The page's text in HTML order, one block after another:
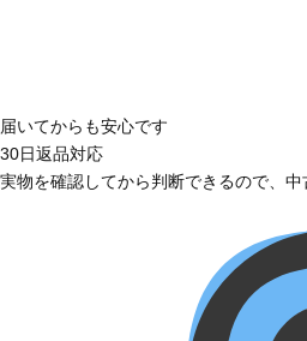
届いてからも安心です
30日返品対応
実物を確認してから判断できるので、